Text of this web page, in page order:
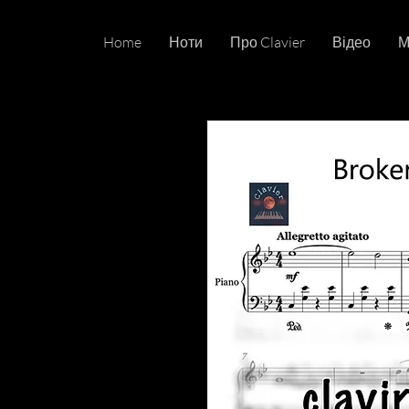
Home Ноти Про Clavier Відео